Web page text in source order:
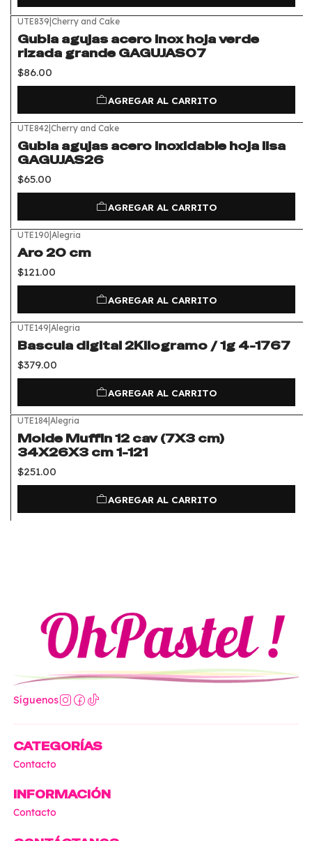
UTE839 Cherry and Cake
Gubia agujas acero inox hoja verde
rizada grande GAGUJAS07
$86.00
AGREGAR AL CARRITO
UTE842 Cherry and Cake
Gubia agujas acero inoxidable hoja lisa
GAGUJAS26
$65.00
AGREGAR AL CARRITO
UTE190 Alegria
Aro 20 cm
$121.00
AGREGAR AL CARRITO
UTE149 Alegria
Bascula digital 2Kilogramo / 1g 4-1767
$379.00
AGREGAR AL CARRITO
UTE184| Alegria
Molde Muffin 12 cav (7X3 cm)
34X26X3 cm 1-121
$251.00
AGREGAR AL CARRITO
Síguenos
CATEGORÍAS
Contacto
INFORMACIÓN
Contacto